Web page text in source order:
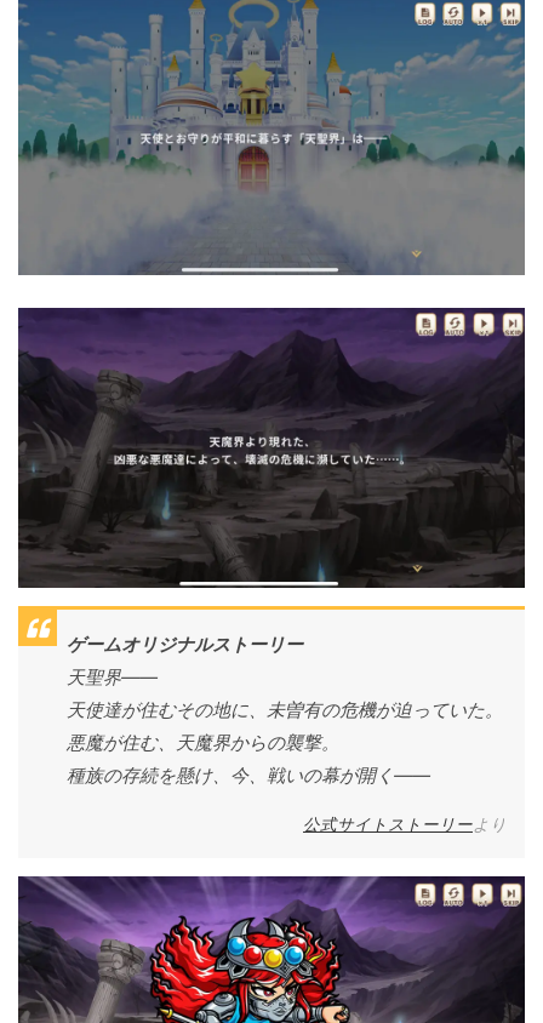
ゲームオリジナルストーリー
天聖界――
天使達が住むその地に、未曽有の危機が迫っていた。
悪魔が住む、天魔界からの襲撃。
種族の存続を懸け、今、戦いの幕が開く――
公式サイトストーリーより